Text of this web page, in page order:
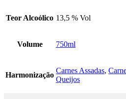
Teor Alcoólico 13,5 % Vol
Volume 750ml
Harmonização
Carnes Assadas,
Queijos